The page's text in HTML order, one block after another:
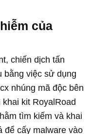
của
chiến dịch tấn
bằng việc sử dụng
nhúng mã độc bên
kit RoyalRoad
tìm kiếm và khai
để cấy malware vào